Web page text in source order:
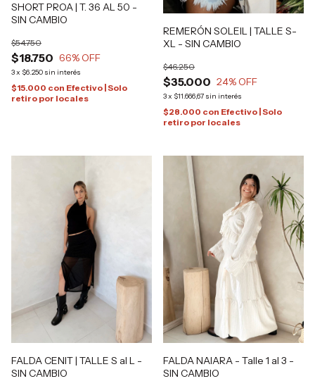
SHORT PROA | T. 36 AL 50 -
SIN CAMBIO
$18.750
$54.750
66% OFF
3x $6.250 sin interés
$15.000 con Efectivo | Solo
retiro por locales
REMERÓN SOLEIL | TALLE S-
XL - SIN CAMBIO
$35.000
$46.250
24% OFF
3x $11.666,67 sin interés
$28.000 con Efectivo | Solo
retiro por locales
FALDA CENIT | TALLE S al L -
SIN CAMBIO
FALDA NAIARA - Talle 1 al 3 -
SIN CAMBIO